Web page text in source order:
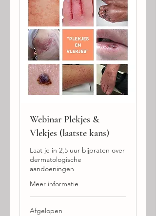
Webinar Plekjes &
Vlekjes (laatste kans)
Laat je in 2,5 uur bijpraten over
dermatologische
aandoeningen
Meer informatie
Afgelopen